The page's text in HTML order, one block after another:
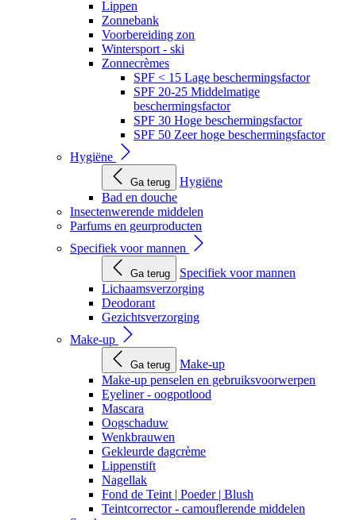
Lippen
Zonnebank
Voorbereiding zon
Wintersport - ski
Zonnecrèmes
SPF < 15 Lage beschermingsfactor
SPF 20-25 Middelmatige
beschermingsfactor
SPF 30 Hoge beschermingsfactor
SPF 50 Zeer hoge beschermingsfactor
Hygiëne
Ga terug
Hygiëne
Bad en douche
Insectenwerende middelen
Parfums en geurproducten
Specifiek voor mannen
Ga terug
Specifiek voor mannen
Lichaamsverzorging
Deodorant
Gezichtsverzorging
Make-up
Ga terug
Make-up
Make-up penselen en gebruiksvoorwerpen
Eyeliner - oogpotlood
Mascara
Oogschaduw
Wenkbrauwen
Gekleurde dagcrème
Lippenstift
Nagellak
Fond de Teint | Poeder | Blush
Teintcorrector - camouflerende middelen